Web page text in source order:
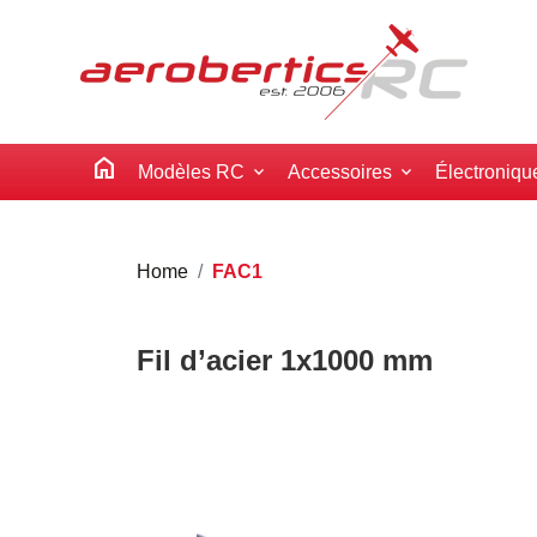
home Modèles RC Accessoires
Home FAC1
Fil d’acier 1x1000 mm